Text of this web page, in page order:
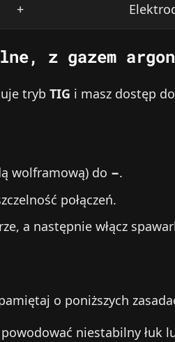
+
z gazem
tryb TIG i masz dostęp
wolframową) do −.
połączeń.
a następnie włącz
o poniższych
niestabilny łuk